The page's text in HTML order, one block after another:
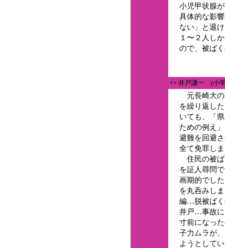
小児甲状腺
具体的な影
ない」と退
１〜２人し
ので、被ば
++ 井戸謙一 (小
元長崎大の
を繰り返し
いても、「
ための例え
避難を回避
全て免罪し
住民の被ば
を証人尋問
画期的でし
を丸呑みし
編…脱被ばく
井戸…事故に
寸前になっ
子力ムラが
ようとして